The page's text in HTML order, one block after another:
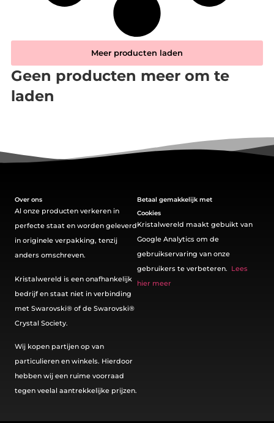
Meer producten laden
Geen producten meer om te
laden
Over ons
Al onze producten verkeren in
perfecte staat en worden geleverd
in originele verpakking, tenzij
anders omschreven.
Kristalwereld is een onafhankelijk
bedrijf en staat niet in verbinding
met Swarovski®️ of de Swarovski®️
Crystal Society.
Wij kopen partijen op van
particulieren en winkels. Hierdoor
hebben wij een ruime voorraad
tegen veelal aantrekkelijke prijzen.
Betaal gemakkelijk met
Cookies
Kristalwereld maakt gebuikt van
Google Analytics om de
gebruikservaring van onze
gebruikers te verbeteren. Lees
hier meer